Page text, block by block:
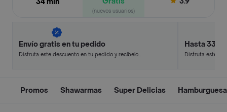
(nuevos usuarios)
Envío gratis en tu pedido
Disfruta este descuento en tu pedido y recíbelo
Hasta 33%
Disfruta este
Promos Shawarmas Super Delicias